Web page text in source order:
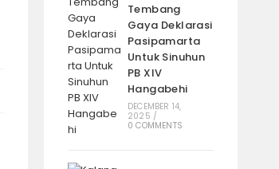
Tembang
Gaya Deklarasi
Pasipamarta
Untuk Sinuhun
PB XIV
Hangabehi
DECEMBER 14,
2025 /
0 COMMENTS